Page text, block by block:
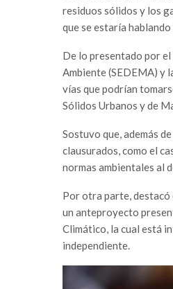
residuos sólidos y los
que se estaría
De lo presentado por
Ambiente (SEDEMA) y
vías que podrían
Sólidos Urbanos y de
Sostuvo que, además
clausurados, como el
normas ambientales al
Por otra parte, destacó
un anteproyecto
Climático, la cual está
independiente.